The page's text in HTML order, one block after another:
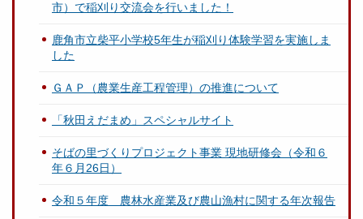
市）で稲刈り交流会を行いました！
鹿角市立柴平小学校5年生が稲刈り体験学習を実施しま
した
ＧＡＰ（農業生産工程管理）の推進について
「秋田えだまめ」スペシャルサイト
そばの里づくりプロジェクト事業 現地研修会（令和６
年６月26日）
令和５年度 農林水産業及び農山漁村に関する年次報告